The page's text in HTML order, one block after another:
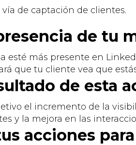
de captación de clientes.
de tu
esté más presente en
que tu cliente vea que
de esta
el incremento de la
y la mejora en las
acciones